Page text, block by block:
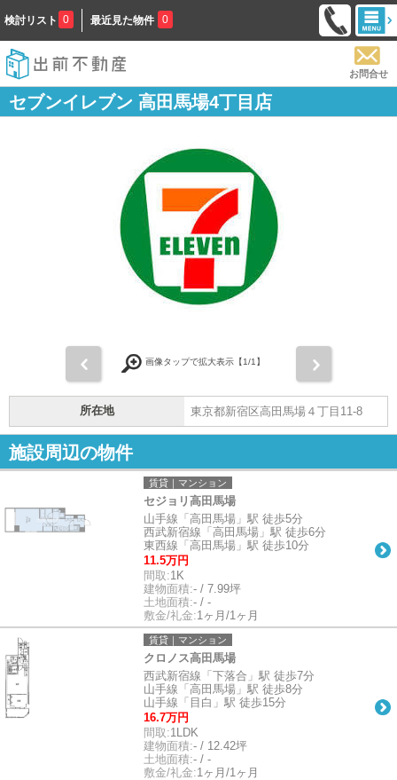
検討リスト 0 最近見た物件 0
お問合せ
セブンイレブン 高田馬場4丁目店
画像タップで拡大表示【1/1】
所在地 東京都新宿区高田馬場４丁目11-8
施設周辺の物件
賃貸｜マンション
セジョリ高田馬場
山手線「高田馬場」駅 徒歩5分
西武新宿線「高田馬場」駅 徒歩6分
東西線「高田馬場」駅 徒歩10分
11.5万円
間取:1K
建物面積:- / 7.99坪
土地面積:- / -
敷金/礼金:1ヶ月/1ヶ月
賃貸｜マンション
クロノス高田馬場
西武新宿線「下落合」駅 徒歩7分
山手線「高田馬場」駅 徒歩8分
山手線「目白」駅 徒歩15分
16.7万円
間取:1LDK
建物面積:- / 12.42坪
土地面積:- / -
敷金/礼金:1ヶ月/1ヶ月